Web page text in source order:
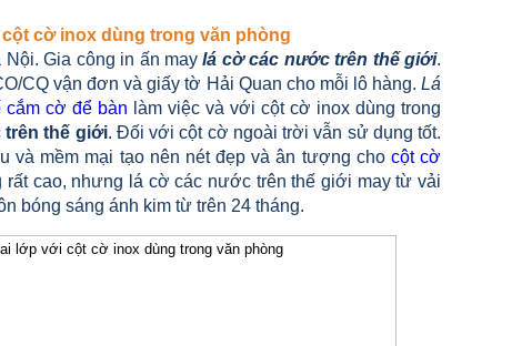
cờ inox dùng trong văn phòng
Nội. Gia công in ấn maylá cờ các nước trên thế giới.
CQ vận đơn và giấy tờ Hải Quan cho mỗi lô hàng. Lá
cắm cờ để bàn làm việc và với cột cờ inox dùng trong
trên thế giới. Đối với cột cờ ngoài trời vẫn sử dụng tốt.
và mềm mại tạo nên nét đẹp và ân tượng cho cột cờ
cao, nhưng lá cờ các nước trên thế giới may từ vải
bóng sáng ánh kim từ trên 24 tháng.